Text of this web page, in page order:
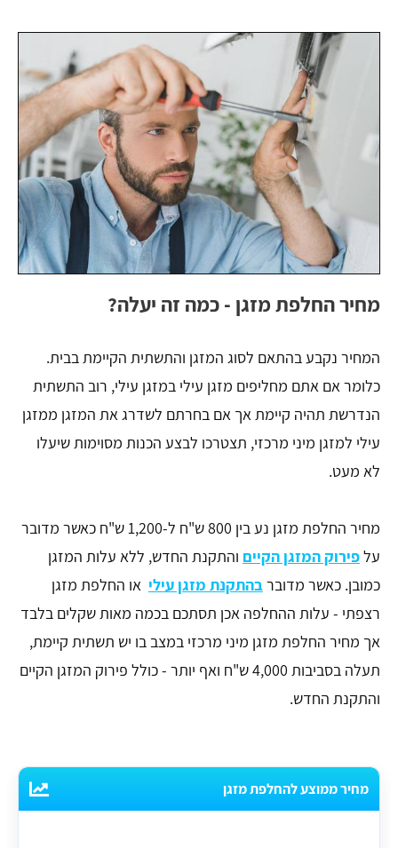
מחיר החלפת מזגן - כמה זה יעלה?
המחיר נקבע בהתאם לסוג המזגן והתשתית הקיימת בבית.
כלומר אם אתם מחליפים מזגן עילי במזגן עילי, רוב התשתית
הנדרשת תהיה קיימת אך אם בחרתם לשדרג את המזגן ממזגן
עילי למזגן מיני מרכזי, תצטרכו לבצע הכנות מסוימות שיעלו
לא מעט.
מחיר החלפת מזגן נע בין 800 ש"ח ל-1,200 ש"ח כאשר מדובר
עלפירוק המזגן הקיים והתקנת החדש, ללא עלות המזגן
כמובן. כאשר מדוברבהתקנת מזגן עילי או החלפת מזגן
רצפתי - עלות ההחלפה אכן תסתכם בכמה מאות שקלים בלבד
אך מחיר החלפת מזגן מיני מרכזי במצב בו יש תשתית קיימת,
תעלה בסביבות 4,000 ש"ח ואף יותר - כולל פירוק המזגן הקיים
והתקנת החדש.
מחיר ממוצע להחלפת מזגן